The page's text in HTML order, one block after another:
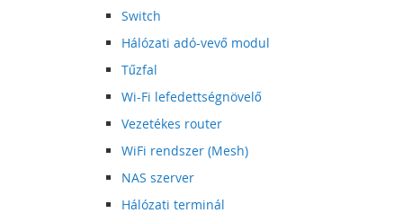
Switch
Hálózati adó-vevő modul
Tűzfal
Wi-Fi lefedettségnövelő
Vezetékes router
WiFi rendszer (Mesh)
NAS szerver
Hálózati terminál